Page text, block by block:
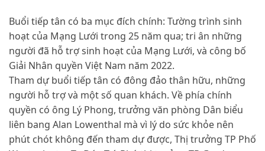
Buổi tiếp tân có ba mục đích chính: Tường trình sinh
hoạt của Mạng Lưới trong 25 năm qua; tri ân những
người đã hỗ trợ sinh hoạt của Mạng Lưới, và công bố
Giải Nhân quyền Việt Nam năm 2022.
Tham dự buổi tiếp tân có đông đảo thân hữu, những
người hỗ trợ và một số quan khách. Về phía chính
quyền có ông Lý Phong, trưởng văn phòng Dân biểu
liên bang Alan Lowenthal mà vì lý do sức khỏe nên
phút chót không đến tham dự được, Thị trưởng TP Phố